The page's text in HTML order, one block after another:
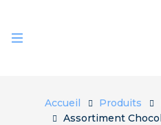
Accueil Produits
Assortiment